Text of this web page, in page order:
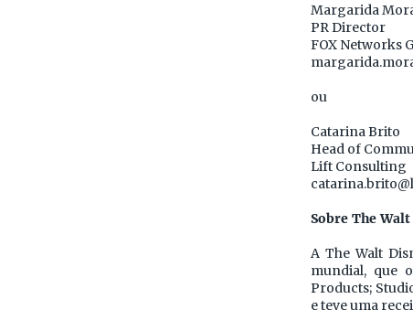
Margarida
PR Director
FOX Networks
ou
Catarina Brito
Head of
Lift Consulting
Sobre The
A The Walt
mundial, que
Products;
e teve uma